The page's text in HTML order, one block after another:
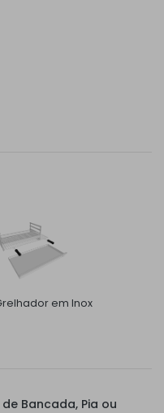
em Inox
Bancada, Pia ou